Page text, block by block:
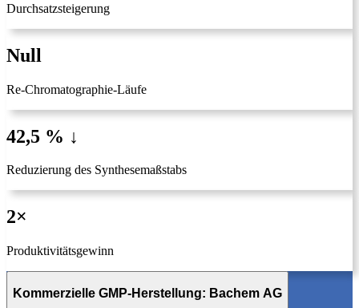
Durchsatzsteigerung
Null
Re-Chromatographie-Läufe
42,5 % ↓
Reduzierung des Synthesemaßstabs
2×
Produktivitätsgewinn
Kommerzielle GMP-Herstellung: Bachem AG